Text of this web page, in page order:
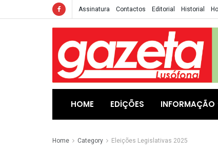
Assinatura Contactos Editorial Historial
HOME EDIÇÕES INFORMAÇÃO
Home Category Eleições Legislativas 2025